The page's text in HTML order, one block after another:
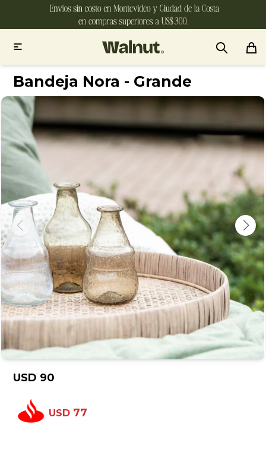

Bandeja Nora - Grande
USD 90
USD 77